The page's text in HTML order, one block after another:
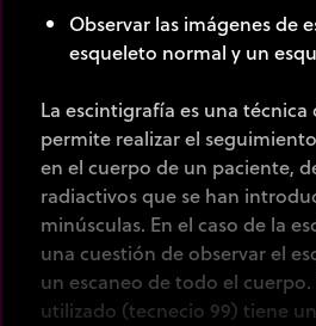
Observar las imágenes de
esqueleto normal y un
La escintigrafía es una
permite realizar el
en el cuerpo de un paciente,
radiactivos que se han
minúsculas. En el caso de la
una cuestión de observar el
un escaneo de todo el
utilizado (tecnecio 99) tiene